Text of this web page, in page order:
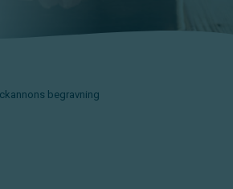
begravning